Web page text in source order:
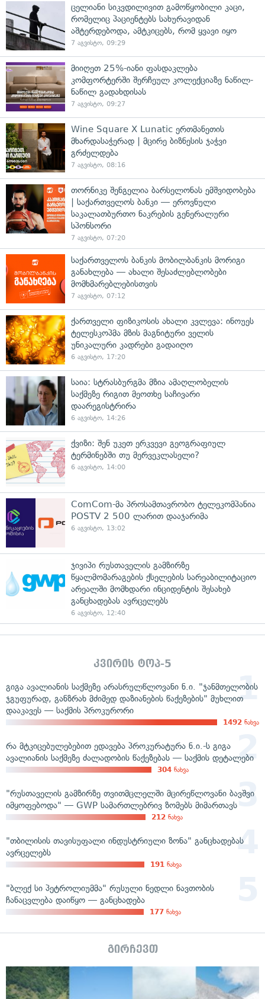
ცელიანი სიკვდილივით გამოწყობილი კაცი,
რომელიც პაციენტებს სახურავიდან
აშტერდებოდა, ამტკიცებს, რომ ყვავი იყო
7 აგვისტო, 09:29
მიიღეთ 25%-იანი ფასდაკლება
კომფორტერში შერჩეულ კოლექციაზე ნაწილ-
ნაწილ გადახდისას
7 აგვისტო, 09:27
Wine Square X Lunatic ერთმანეთის
მხარდასაჭერად | მცირე ბიზნესის ჯაჭვი
გრძელდება
7 აგვისტო, 08:16
თორნიკე შენგელია ბარსელონას ემშვიდობება
| საქართველოს ბანკი — ეროვნული
საკალათბურთო ნაკრების გენერალური
სპონსორი
7 აგვისტო, 07:20
საქართველოს ბანკის მობილბანკის მორიგი
განახლება — ახალი შესაძლებლობები
მომხმარებლებისთვის
7 აგვისტო, 07:12
ქართველი ფიზიკოსის ახალი კვლევა: ინოუეს
ტელესკოპმა მზის მაგნიტური ველის
უნიკალური კადრები გადაიღო
6 აგვისტო, 17:20
საია: სტრასბურგმა მზია ამაღლობელის
საქმეზე რიგით მეოთხე საჩივარი
დაარეგისტრირა
6 აგვისტო, 14:26
ქვიზი: შენ უკეთ ერკვევი გეოგრაფიულ
ტერმინებში თუ მერვეკლასელი?
6 აგვისტო, 14:00
ComCom-მა პროსამთავრობო ტელეკომპანია
POSTV 2 500 ლარით დააჯარიმა
6 აგვისტო, 13:02
ჯივიპი რუსთაველის გამზირზე
წყალმომარაგების ქსელების სარეაბილიტაციო
არეალში მომხდარი ინციდენტის შესახებ
განცხადებას ავრცელებს
6 აგვისტო, 12:40
კვირის ტოპ-5
გიგა ავალიანის საქმეზე არასრულწლოვანი ნ.ი. "ჯანმთელობის
ჯგუფურად, განზრახ მძიმედ დაზიანების წაქეზების" მუხლით
დააკავეს — საქმის პროკურორი
1492 ნახვა
რა მტკიცებულებებით ედავება პროკურატურა ნ.ი.-ს გიგა
ავალიანის საქმეზე ძალადობის წაქეზებას — საქმის დეტალები
304 ნახვა
"რუსთაველის გამზირზე თვითმცლელში მცირეწლოვანი ბავშვი
იმყოფებოდა" — GWP სამართლებრივ ზომებს მიმართავს
212 ნახვა
"თბილისის თავისუფალი ინდუსტრიული ზონა" განცხადებას
ავრცელებს
191 ნახვა
"ბლექ სი პეტროლიუმმა" რუსული ნედლი ნავთობის
ჩანაცვლება დაიწყო — განცხადება
177 ნახვა
გირჩევთ